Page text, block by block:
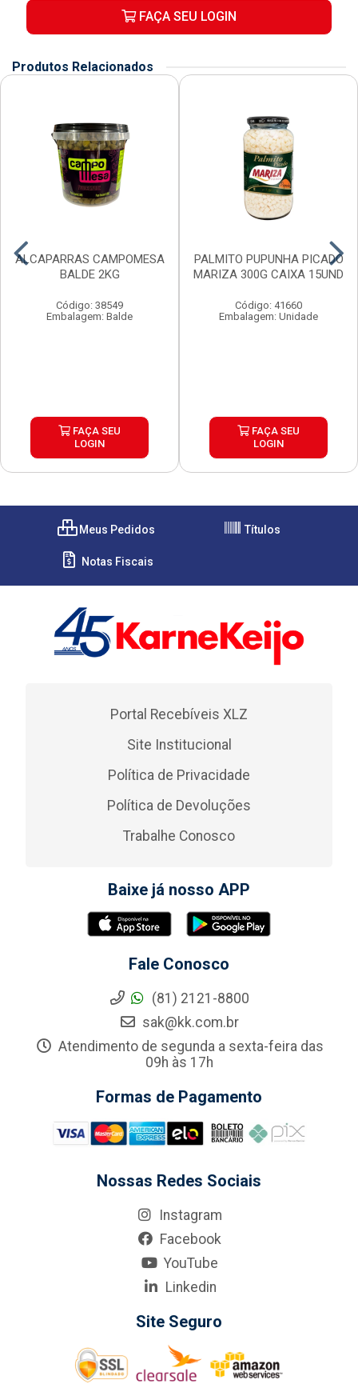
FAÇA SEU LOGIN
Produtos Relacionados
ALCAPARRAS CAMPOMESA
BALDE 2KG
Código: 38549
Embalagem: Balde
FAÇA SEU
LOGIN
PALMITO PUPUNHA PICADO
MARIZA 300G CAIXA 15UND
Código: 41660
Embalagem: Unidade
FAÇA SEU
LOGIN
Meus Pedidos Títulos
Notas Fiscais
Portal Recebíveis XLZ
Site Institucional
Política de Privacidade
Política de Devoluções
Trabalhe Conosco
Baixe já nosso APP
Fale Conosco
(81) 2121-8800
sak@kk.com.br
Atendimento de segunda a sexta-feira das
09h às 17h
Formas de Pagamento
Nossas Redes Sociais
Instagram
Facebook
YouTube
Linkedin
Site Seguro